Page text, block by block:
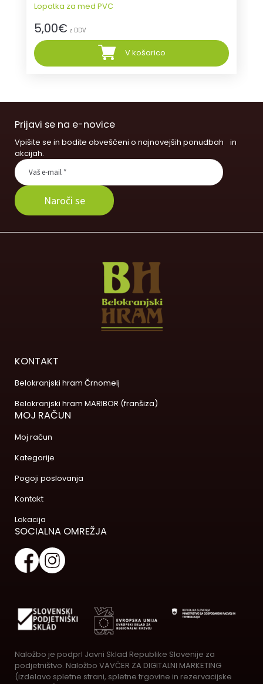
Lopatka za med PVC
5,00€ z DDV
V košarico
Prijavi se na e-novice
Vpišite se in bodite obveščeni o najnovejših ponudbah in
akcijah.
KONTAKT
Belokranjski hram Črnomelj
Belokranjski hram MARIBOR (franšiza)
MOJ RAČUN
Moj račun
Kategorije
Pogoji poslovanja
Kontakt
Lokacija
SOCIALNA OMREŽJA
Naložbo je podprl Javni Sklad Republike Slovenije za
podjetništvo. Naložbo VAVČER ZA DIGITALNI MARKETING
(izdelavo spletne strani, spletne trgovine in rezervacijske